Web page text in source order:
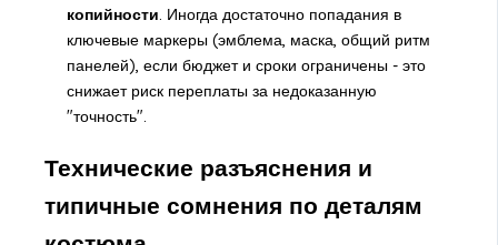
копийности. Иногда достаточно попадания в
ключевые маркеры (эмблема, маска, общий ритм
панелей), если бюджет и сроки ограничены - это
снижает риск переплаты за недоказанную
"точность".
Технические разъяснения и
типичные сомнения по деталям